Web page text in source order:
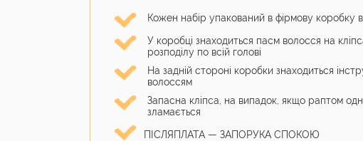
Кожен набір упакований в фірмову коробку
У коробці знаходиться пасм волосся на
розподілу по всій голові
На задній стороні коробки знаходиться
волоссям
Запасна кліпса, на випадок, якщо раптом
зламається
ПІСЛЯПЛАТА — ЗАПОРУКА СПОКОЮ